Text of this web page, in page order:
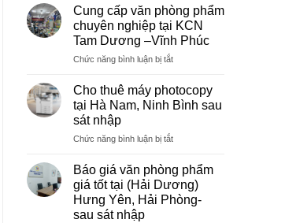
vụ
photocopy
giá
rẻ
hà
–
Báo
giá
tài
cho
học
sinh,
sinh
Cung cấp văn phòng phẩm
chuyên nghiệp tại KCN
Tam Dương –Vĩnh Phúc
Chức năng bình luận bị tắtở
cấp
văn
phòng
chuyên
tại
KCN
Tam
Dương
Cho thuê máy photocopy
tại Hà Nam, Ninh Bình sau
sát nhập
Chức năng bình luận bị tắtở
máy
photocopy
tại
Báo giá văn phòng phẩm
giá tốt tại (Hải Dương)
Hưng Yên, Hải Phòng-
sau sát nhập